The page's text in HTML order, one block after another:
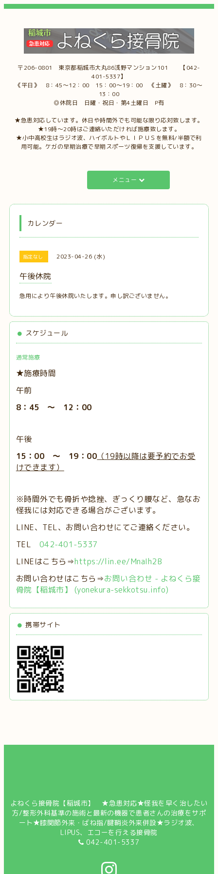
〒206-0801 東京都稲城市大丸86浅野マンション101 【042-
401-5337】
《平日》 8：45～12：00 15：00～19：00 《土曜》 8：30～
13：00
◎休院日 日曜・祝日・第4土曜日 P有
★急患対応しています。休日や時間外でも可能な限り応対致します。
★19時～20時はご連絡いただければ施療致します。
★小中高校生はラジオ波、ハイボルトやＬＩＰＵＳを無料/半額で利
用可能。ケガの早期治療で早期スポーツ復帰を支援しています。
メニュー
カレンダー
指定なし 2023-04-26 (水)
午後休院
急用により午後休院いたします。申し訳ございません。
スケジュール
通常施療
★施療時間
午前
8：45 ～ 12：00
午後
15：00 ～ 19：00 （19時以降は要予約でお受
けできます）
※時間外でも骨折や捻挫、ぎっくり腰など、急なお
怪我には対応できる場合がございます。
LINE、TEL、お問い合わせにてご連絡ください。
TEL 042-401-5337
LINEはこちら⇒https://lin.ee/MnaIh2B
お問い合わせはこちら⇒お問い合わせ - よねくら接
骨院【稲城市】 (yonekura-sekkotsu.info)
携帯サイト
よねくら接骨院【稲城市】 ★急患対応★怪我を早く治したい
方/整形外科基準の施術と最新の機器で患者さんの治療をサポ
ート★膝関節外来・ばね指/腱鞘炎外来併設★ラジオ波、
LIPUS、エコーを行える接骨院
042-401-5337